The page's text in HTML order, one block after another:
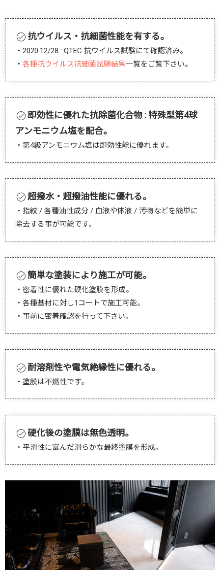
抗ウイルス・抗細菌性能を有する。
・2020.12/28 : QTEC 抗ウイルス試験にて確認済み。
・ 各種抗ウイルス抗細菌試験結果一覧をご覧下さい。
即効性に優れた抗除菌化合物 : 特殊型第4球
アンモニウム塩を配合。
・第4級アンモニウム塩は即効性能に優れます。
超撥水・超撥油性能に優れる。
・指紋 / 各種油性成分 / 血液や体液 / 汚物などを簡単に
除去する事が可能です。
簡単な塗装により施工が可能。
・密着性に優れた硬化塗膜を形成。
・各種基材に対し1コートで施工可能。
・事前に密着確認を行って下さい。
耐溶剤性や電気絶縁性に優れる。
・塗膜は不燃性です。
硬化後の塗膜は無色透明。
・平滑性に富んだ滑らかな最終塗膜を形成。